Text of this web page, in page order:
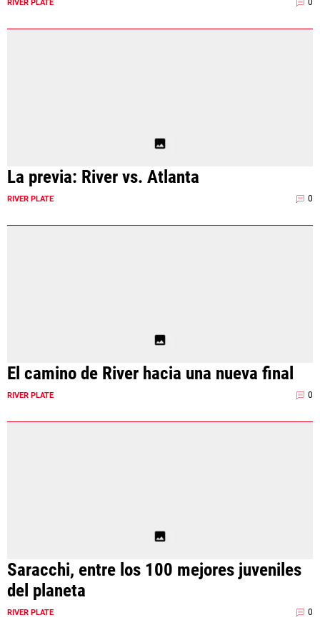
RIVER PLATE 0
La previa: River vs. Atlanta
RIVER PLATE 0
El camino de River hacia una nueva final
RIVER PLATE 0
Saracchi, entre los 100 mejores juveniles
del planeta
RIVER PLATE 0